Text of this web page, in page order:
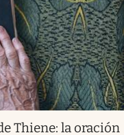
Thiene: la oración